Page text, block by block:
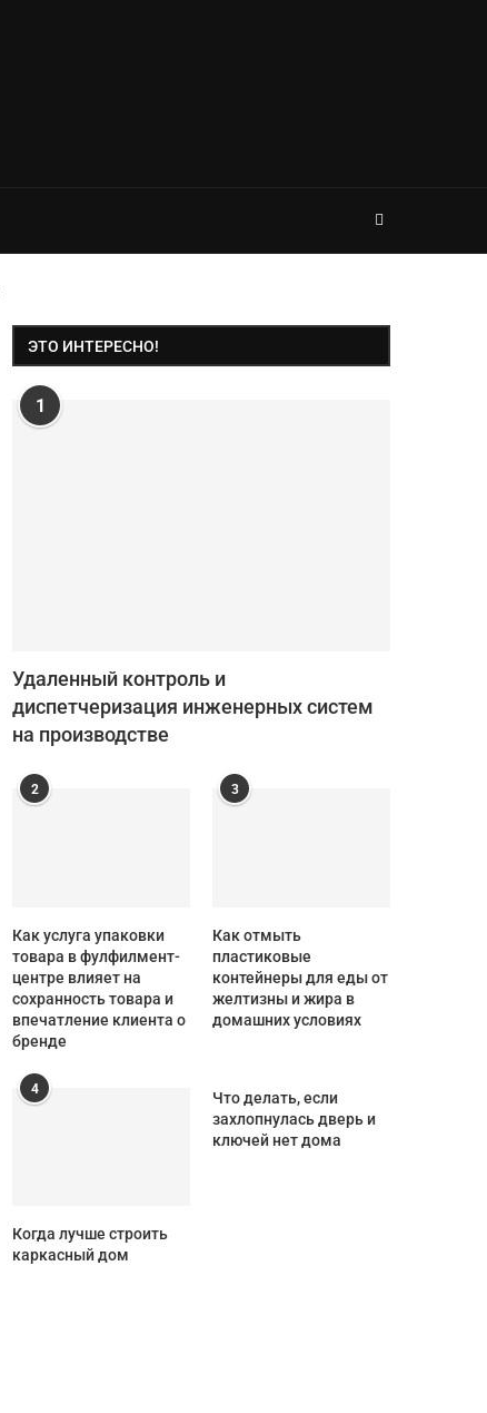
ЭТО ИНТЕРЕСНО!
1
Удаленный контроль и
диспетчеризация инженерных систем
на производстве
2
Как услуга упаковки
товара в фулфилмент-
центре влияет на
сохранность товара и
впечатление клиента о
бренде
3
Как отмыть
пластиковые
контейнеры для еды от
желтизны и жира в
домашних условиях
4
Когда лучше строить
каркасный дом
Что делать, если
захлопнулась дверь и
ключей нет дома